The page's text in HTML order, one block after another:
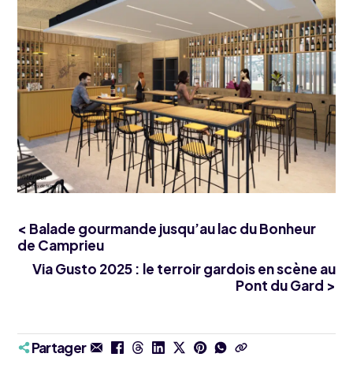
< Balade gourmande jusqu’au lac du Bonheur
de Camprieu
Via Gusto 2025 : le terroir gardois en scène au
Pont du Gard >
Partager